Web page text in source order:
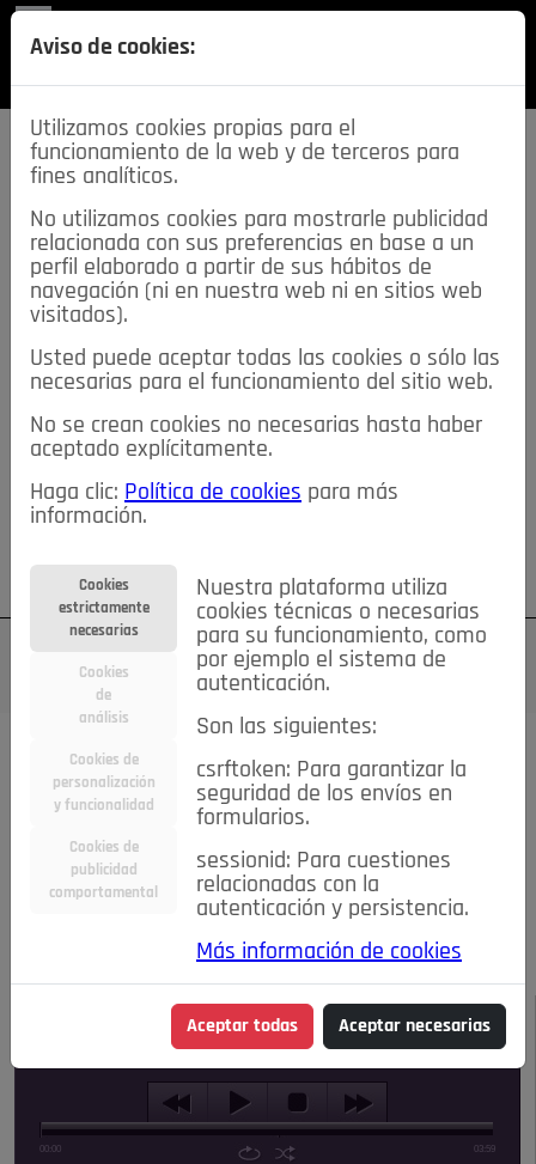
SECCIONES
descarga esta
REVISTA
≡NOTICIAS
NOTICIAS SERVICIOS DE INTERÉS
TABLÓN DE ANUNCIOS MIS ANUNCIOS CONTACTO
NOSOTROS
Su cuenta Regístrese ¿Olvidó su contraseña?
Todas las noticias..
#TePrestoMisOjos Caridad
Ciencia&Tecnología
Economía
Entretenimiento
Estilo de Vida
Internacional
Madrid Opinión IN
Pozuelo de Alarcón
Salud 🔴 En Directo
NOTICIAS
Escucha el audio de esta noticia:
00:00 03:59
Aviso de cookies:
Utilizamos cookies propias para el
funcionamiento de la web y de terceros para
fines analíticos.
No utilizamos cookies para mostrarle publicidad
relacionada con sus preferencias en base a un
perfil elaborado a partir de sus hábitos de
navegación (ni en nuestra web ni en sitios web
visitados).
Usted puede aceptar todas las cookies o sólo las
necesarias para el funcionamiento del sitio web.
No se crean cookies no necesarias hasta haber
aceptado explícitamente.
Haga clic: Política de cookies para más
información.
Cookies
estrictamente
necesarias
Cookies
de
análisis
Cookies de
personalización
y funcionalidad
Cookies de
publicidad
comportamental
Nuestra plataforma utiliza
cookies técnicas o necesarias
para su funcionamiento, como
por ejemplo el sistema de
autenticación.
Son las siguientes:
csrftoken: Para garantizar la
seguridad de los envíos en
formularios.
sessionid: Para cuestiones
relacionadas con la
autenticación y persistencia.
Más información de cookies
Aceptar todas Aceptar necesarias